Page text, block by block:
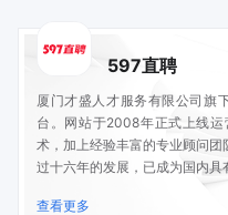
597直聘
厦门才盛人才服务有限公司旗
台。网站于2008年正式上线
术，加上经验丰富的专业顾问
过十六年的发展，已成为国内具
查看更多